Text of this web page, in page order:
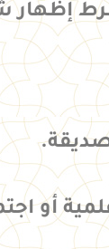
إظهار
أو